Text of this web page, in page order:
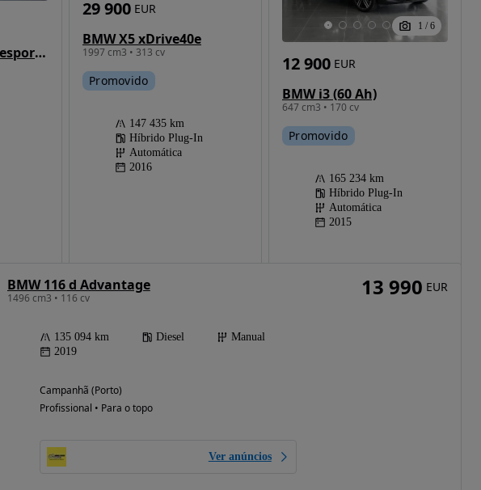
BMW 520 d Pack Desportivo M Auto
BMW X5 xDrive40e
1997 cm3 • 313 cv
29 900 EUR
Promovido
147 435 km
Híbrido Plug-In
Automática
2016
1 / 6
BMW i3 (60 Ah)
647 cm3 • 170 cv
12 900 EUR
Promovido
165 234 km
Híbrido Plug-In
Automática
2015
BMW 116 d Advantage
1496 cm3 • 116 cv
135 094 km Diesel
Manual
2019
Campanhã (Porto)
Profissional • Para o topo
Ver anúncios
13 990 EUR